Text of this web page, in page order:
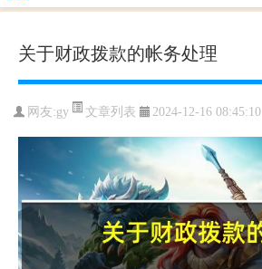
关于财政拨款的帐务处理
网友:gy 文章列表 2024-12-16 08:45:10